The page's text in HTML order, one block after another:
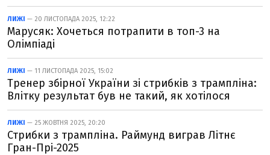
ЛИЖІ — 20 ЛИСТОПАДА 2025, 12:22
Марусяк: Хочеться потрапити в топ-3 на
Олімпіаді
ЛИЖІ — 11 ЛИСТОПАДА 2025, 15:02
Тренер збірної України зі стрибків з трампліна:
Влітку результат був не такий, як хотілося
ЛИЖІ — 25 ЖОВТНЯ 2025, 20:20
Стрибки з трампліна. Раймунд виграв Літнє
Гран-Прі-2025